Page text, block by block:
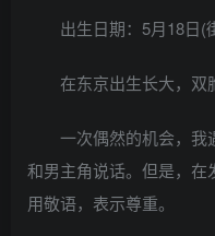
出生日期：5月18日(
在东京出生长大，双胞
一次偶然的机会，我
和男主角说话。但是，
用敬语，表示尊重。